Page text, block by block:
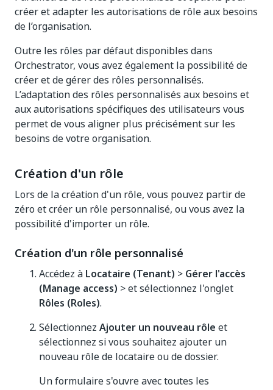
créer et adapter les autorisations de rôle aux besoins
de l’organisation.
Outre les rôles par défaut disponibles dans
Orchestrator, vous avez également la possibilité de
créer et de gérer des rôles personnalisés.
L’adaptation des rôles personnalisés aux besoins et
aux autorisations spécifiques des utilisateurs vous
permet de vous aligner plus précisément sur les
besoins de votre organisation.
Création d'un rôle
Lors de la création d'un rôle, vous pouvez partir de
zéro et créer un rôle personnalisé, ou vous avez la
possibilité d'importer un rôle.
Création d'un rôle personnalisé
Accédez à Locataire (Tenant) > Gérer l'accès
(Manage access) > et sélectionnez l'onglet
Rôles (Roles).
Sélectionnez Ajouter un nouveau rôle et
sélectionnez si vous souhaitez ajouter un
nouveau rôle de locataire ou de dossier.
Un formulaire s'ouvre avec toutes les